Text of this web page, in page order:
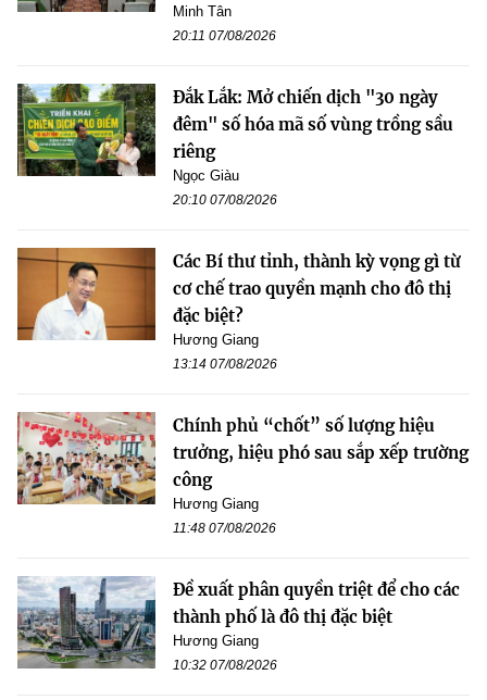
Minh Tân
20:11 07/08/2026
Đắk Lắk: Mở chiến dịch "30 ngày
đêm" số hóa mã số vùng trồng sầu
riêng
Ngọc Giàu
20:10 07/08/2026
Các Bí thư tỉnh, thành kỳ vọng gì từ
cơ chế trao quyền mạnh cho đô thị
đặc biệt?
Hương Giang
13:14 07/08/2026
Chính phủ “chốt” số lượng hiệu
trưởng, hiệu phó sau sắp xếp trường
công
Hương Giang
11:48 07/08/2026
Đề xuất phân quyền triệt để cho các
thành phố là đô thị đặc biệt
Hương Giang
10:32 07/08/2026